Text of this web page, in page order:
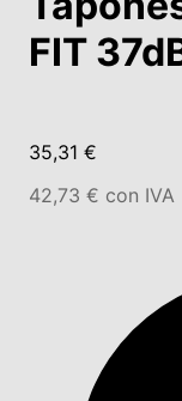
FIT
35,31 €
42,73 € con IVA